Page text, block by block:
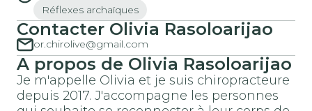
Réflexes archaïques
Contacter Olivia Rasoloarijao
or.chirolive@gmail.com
A propos de Olivia Rasoloarijao
Je m'appelle Olivia et je suis chiropracteure
depuis 2017. J'accompagne les personnes